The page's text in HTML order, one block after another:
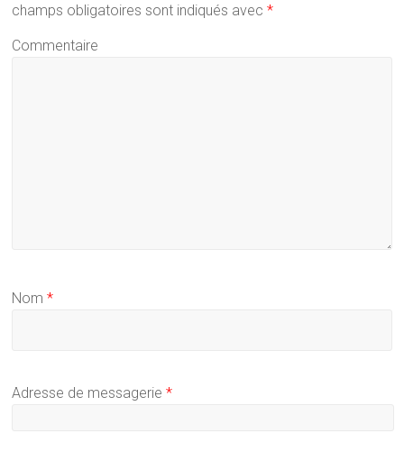
champs obligatoires sont indiqués avec*
Commentaire
Nom*
Adresse de messagerie*